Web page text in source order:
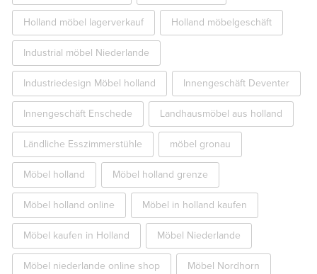
Holland möbel lagerverkauf Holland möbelgeschäft
Industrial möbel Niederlande
Industriedesign Möbel holland Innengeschäft Deventer
Innengeschäft Enschede Landhausmöbel aus holland
Ländliche Esszimmerstühle möbel gronau
Möbel holland Möbel holland grenze
Möbel holland online Möbel in holland kaufen
Möbel kaufen in Holland Möbel Niederlande
Möbel niederlande online shop Möbel Nordhorn